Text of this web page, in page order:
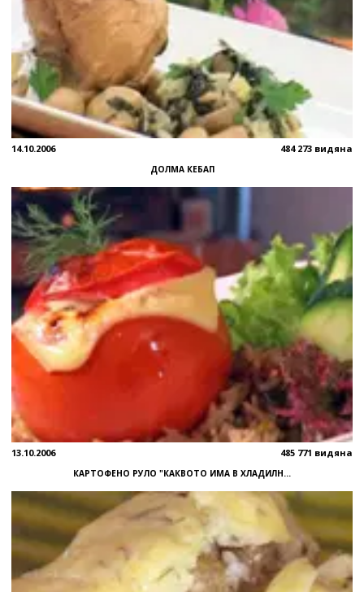
14.10.2006 484 273 видяна
ДОЛМА КЕБАП
13.10.2006 485 771 видяна
КАРТОФЕНО РУЛО "КАКВОТО ИМА В ХЛАДИЛН...